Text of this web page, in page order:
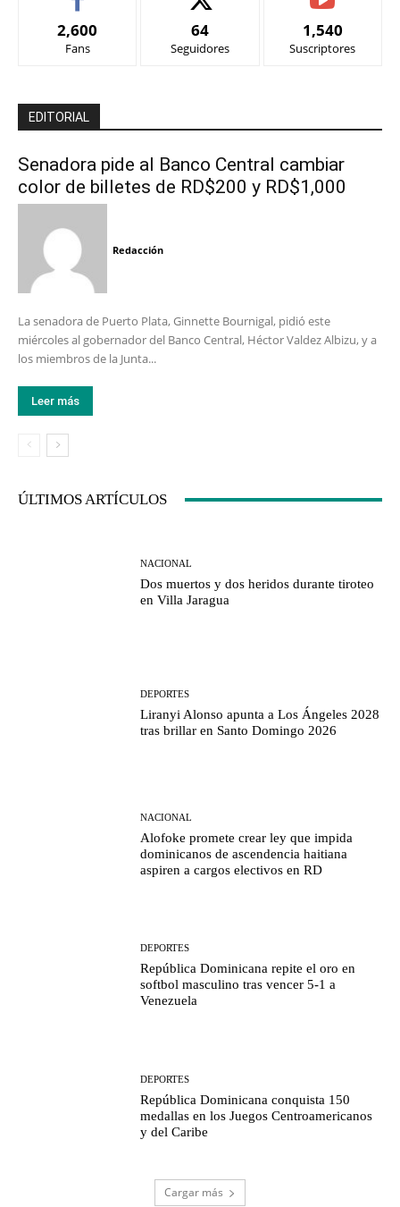
2,600
Fans
64
Seguidores
1,540
Suscriptores
EDITORIAL
Senadora pide al Banco Central cambiar
color de billetes de RD$200 y RD$1,000
Redacción
La senadora de Puerto Plata, Ginnette Bournigal, pidió este
miércoles al gobernador del Banco Central, Héctor Valdez Albizu, y a
los miembros de la Junta...
Leer más
ÚLTIMOS ARTÍCULOS
NACIONAL
Dos muertos y dos heridos durante tiroteo
en Villa Jaragua
DEPORTES
Liranyi Alonso apunta a Los Ángeles 2028
tras brillar en Santo Domingo 2026
NACIONAL
Alofoke promete crear ley que impida
dominicanos de ascendencia haitiana
aspiren a cargos electivos en RD
DEPORTES
República Dominicana repite el oro en
softbol masculino tras vencer 5-1 a
Venezuela
DEPORTES
República Dominicana conquista 150
medallas en los Juegos Centroamericanos
y del Caribe
Cargar más